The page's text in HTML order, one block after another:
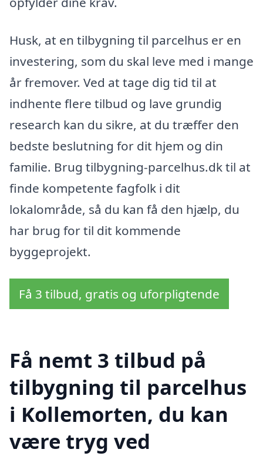
Husk, at en tilbygning til parcelhus er en
investering, som du skal leve med i mange
år fremover. Ved at tage dig tid til at
indhente flere tilbud og lave grundig
research kan du sikre, at du træffer den
bedste beslutning for dit hjem og din
familie. Brug tilbygning-parcelhus.dk til at
finde kompetente fagfolk i dit
lokalområde, så du kan få den hjælp, du
har brug for til dit kommende
byggeprojekt.
Få 3 tilbud, gratis og uforpligtende
Få nemt 3 tilbud på
tilbygning til parcelhus
i Kollemorten, du kan
være tryg ved